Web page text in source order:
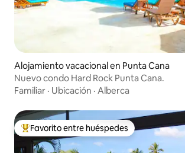
Alojamiento vacacional en Punta Cana
Nuevo condo Hard Rock Punta Cana.
Familiar · Ubicación · Alberca
De los mejores en Favorito entre huéspedes
Favorito entre huéspedes